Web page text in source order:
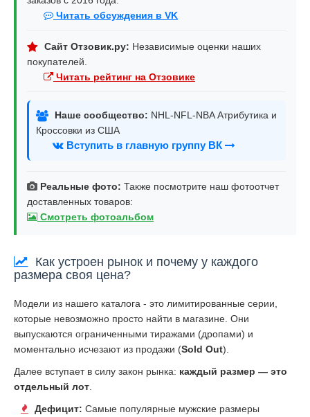
Читать обсуждения в VK
Сайт Отзовик.ру: Независимые оценки наших
покупателей.
Читать рейтинг на Отзовике
Наше сообщество: NHL-NFL-NBA Атрибутика и
Кроссовки из США
Вступить в главную группу ВК
Реальные фото: Также посмотрите наш фотоотчет
доставленных товаров:
Смотреть фотоальбом
Как устроен рынок и почему у каждого
размера своя цена?
Модели из нашего каталога - это лимитированные серии,
которые невозможно просто найти в магазине. Они
выпускаются ограниченными тиражами (дропами) и
моментально исчезают из продажи (Sold Out).
Далее вступает в силу закон рынка: каждый размер — это
отдельный лот
Дефицит: Самые популярные мужские размеры